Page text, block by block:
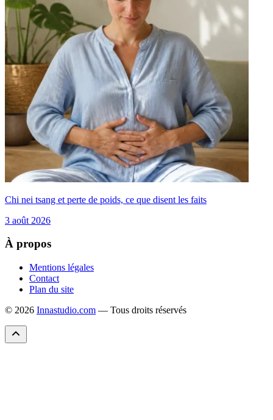
Chi nei tsang et perte de poids, ce que disent les faits
3 août 2026
À propos
Mentions légales
Contact
Plan du site
© 2026 Innastudio.com — Tous droits réservés